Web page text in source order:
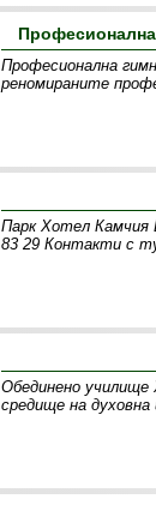
Професионална
Професионална
реномираните
Парк Хотел Камчия
83 29 Контакти с
Обединено училище
средище на